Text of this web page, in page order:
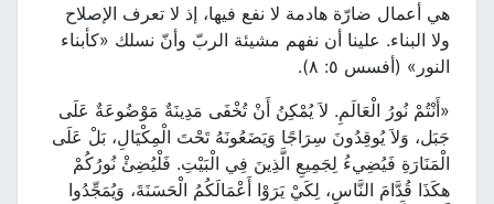
هي أعمال ضارّة هادمة لا نفع فيها، إذ لا تعرف الإصلاح
ولا البناء. علينا أن نفهم مشيئة الربّ وأنّ نسلك «كأبناء
النور» (أفسس ٥: ٨).
«أَنْتُمْ نُورُ الْعَالَمِ. لاَ يُمْكِنُ أَنْ تُخْفَى مَدِينَةٌ مَوْضُوعَةٌ عَلَى
جَبَل، وَلاَ يُوقِدُونَ سِرَاجًا وَيَضَعُونَهُ تَحْتَ الْمِكْيَالِ، بَلْ عَلَى
الْمَنَارَةِ فَيُضِيءُ لِجَمِيعِ الَّذِينَ فِي الْبَيْتِ. فَلْيُضِئْ نُورُكُمْ
هكَذَا قُدَّامَ النَّاسِ، لِكَيْ يَرَوْا أَعْمَالَكُمُ الْحَسَنَةَ، وَيُمَجِّدُوا